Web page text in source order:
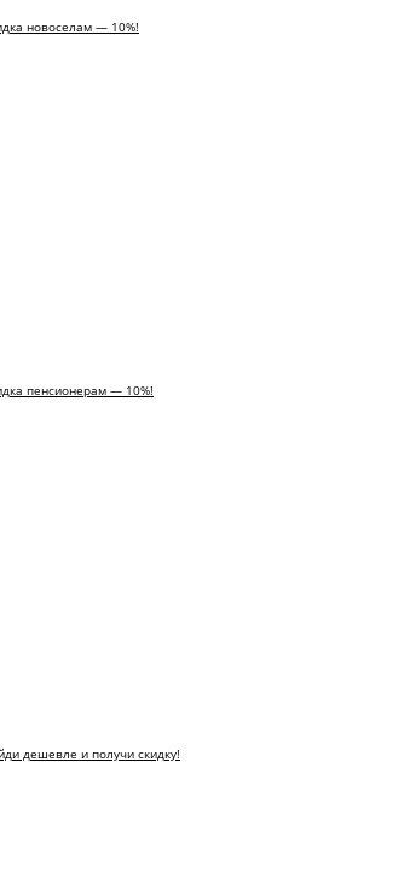
новоселам — 10%!
пенсионерам — 10%!
дешевле и получи скидку!